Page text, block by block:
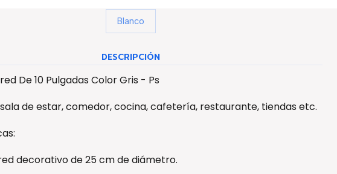
Blanco
DESCRIPCIÓN
De 10 Pulgadas Color Gris - Ps
de estar, comedor, cocina, cafetería, restaurante, tiendas etc.
decorativo de 25 cm de diámetro.